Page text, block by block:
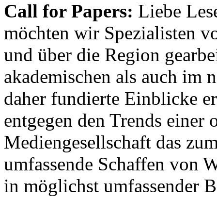
Call for Papers: Liebe
möchten wir Spezialisten
und über die Region
akademischen als auch im
daher fundierte Einblicke
entgegen den Trends einer
Mediengesellschaft das
umfassende Schaffen von
in möglichst umfassender